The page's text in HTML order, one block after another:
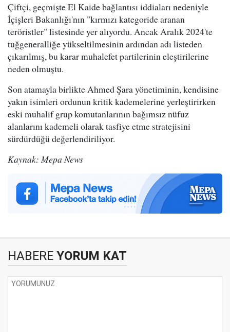
Çiftçi, geçmişte El Kaide bağlantısı iddiaları nedeniyle
İçişleri Bakanlığı'nın "kırmızı kategoride aranan
teröristler" listesinde yer alıyordu. Ancak Aralık 2024'te
tuğgeneralliğe yükseltilmesinin ardından adı listeden
çıkarılmış, bu karar muhalefet partilerinin eleştirilerine
neden olmuştu.
Son atamayla birlikte Ahmed Şara yönetiminin, kendisine
yakın isimleri ordunun kritik kademelerine yerleştirirken
eski muhalif grup komutanlarının bağımsız nüfuz
alanlarını kademeli olarak tasfiye etme stratejisini
sürdürdüğü değerlendiriliyor.
Kaynak: Mepa News
HABERE YORUM KAT